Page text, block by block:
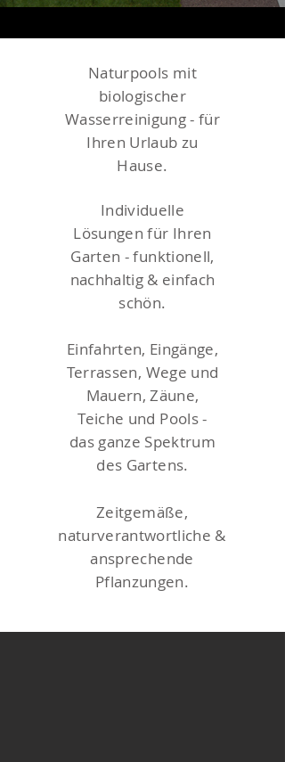
Naturpools mit
biologischer
Wasserreinigung - für
Ihren Urlaub zu
Hause.
Individuelle
Lösungen für Ihren
Garten - funktionell,
nachhaltig & einfach
schön.
Einfahrten, Eingänge,
Terrassen, Wege und
Mauern, Zäune,
Teiche und Pools -
das ganze Spektrum
des Gartens.
Zeitgemäße,
naturverantwortliche &
ansprechende
Pflanzungen.